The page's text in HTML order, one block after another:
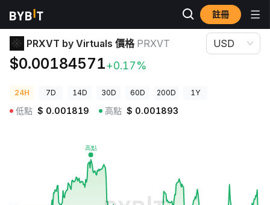
註冊
加密貨幣價格
PRXVT by Virtuals 價格 PRXVT
$0.00184571+0.17%
USD
24H 7D 14D 30D 60D 200D 1Y
低點 $ 0.001819 高點 $ 0.001893